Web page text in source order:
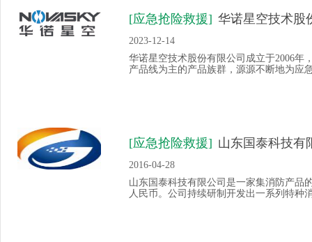
[应急抢险救援] 华诺星空技术股
2023-12-14
华诺星空技术股份有限公司成立于2006年
产品线为主的产品族群，源源不断地为应
[应急抢险救援] 山东国泰科技有
2016-04-28
山东国泰科技有限公司是一家集消防产品
人民币。公司持续研制开发出一系列特种